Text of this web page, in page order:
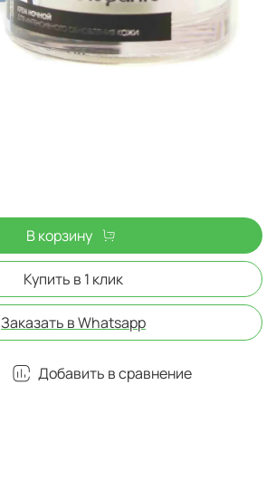
Добавить в сравнение
В корзину
Купить в 1 клик
Заказать в Whatsapp